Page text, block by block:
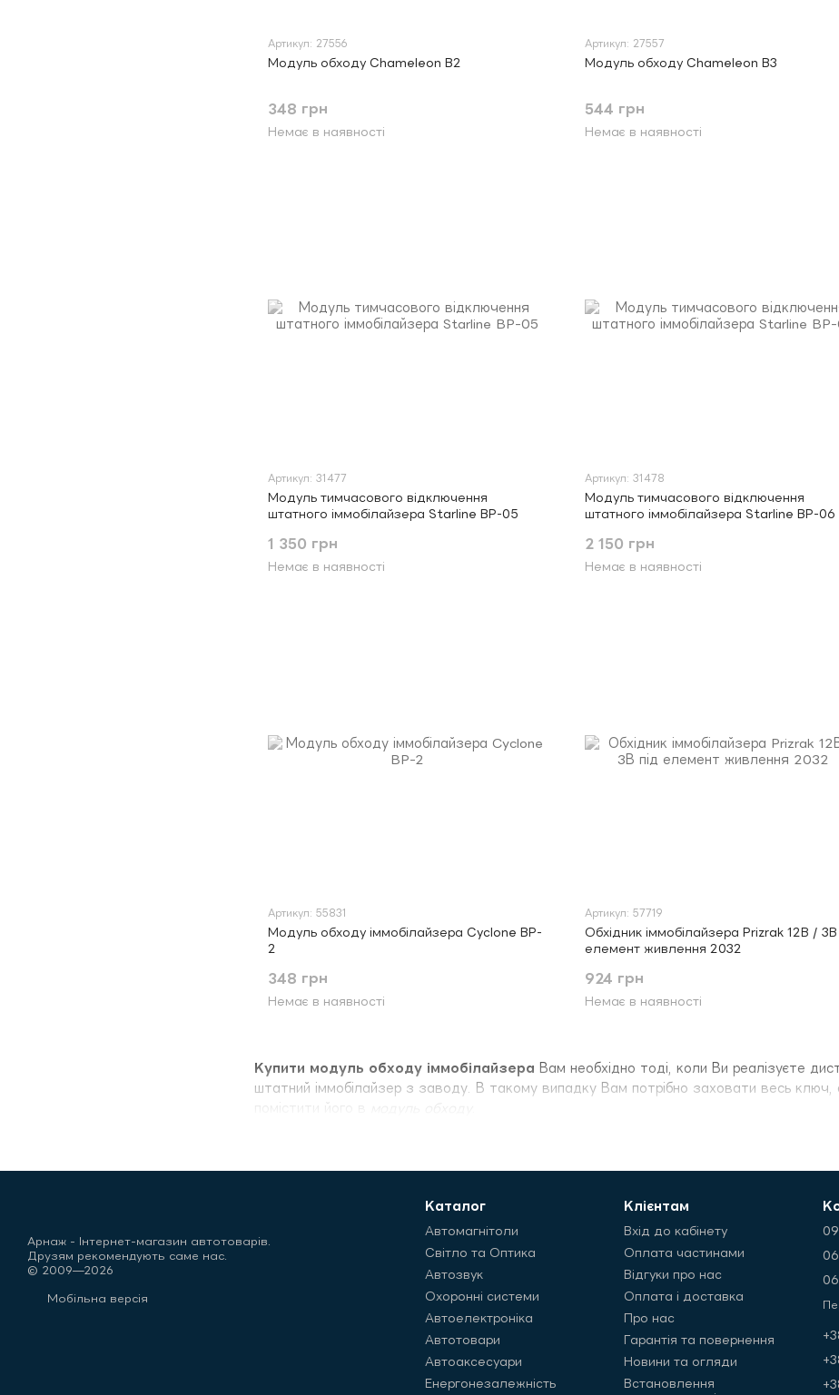
Купити модуль обходу іммобілайзера Вам необхідно тоді, коли Ви реалізуєте
штатний іммобілайзер з заводу. В такому випадку Вам потрібно заховати весь ключ,
помістити його в
Артикул: 27556
Модуль обходу Chameleon B2
348 грн
Немає в наявності
Артикул: 27557
Модуль обходу Chameleon B3
544 грн
Немає в наявності
Артикул: 31477
Модуль тимчасового відключення
штатного іммобілайзера Starline BP-05
1 350 грн
Немає в наявності
Артикул: 31478
Модуль тимчасового відключення
штатного іммобілайзера Starline BP-06
2 150 грн
Немає в наявності
Артикул: 55831
Модуль обходу іммобілайзера Cyclone BP-
2
348 грн
Немає в наявності
Артикул: 57719
Обхідник іммобілайзера Prizrak 12В / 3В
елемент живлення 2032
924 грн
Немає в наявності
Арнаж - Інтернет-магазин автотоварів.
Друзям рекомендують саме нас.
© 2009—2026
Мобільна версія
Каталог
Автомагнітоли
Світло та Оптика
Автозвук
Охоронні системи
Автоелектроніка
Автотовари
Автоаксесуари
Енергонезалежність
Клієнтам
Вхід до кабінету
Оплата частинами
Відгуки про нас
Оплата і доставка
Про нас
Гарантія та повернення
Новини та огляди
Встановлення